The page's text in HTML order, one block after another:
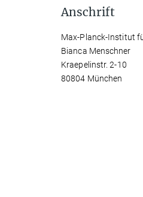
Anschrift
Max-Planck-Institut
Bianca Menschner
Kraepelinstr. 2-10
80804 München